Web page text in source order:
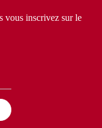
vous inscrivez sur le